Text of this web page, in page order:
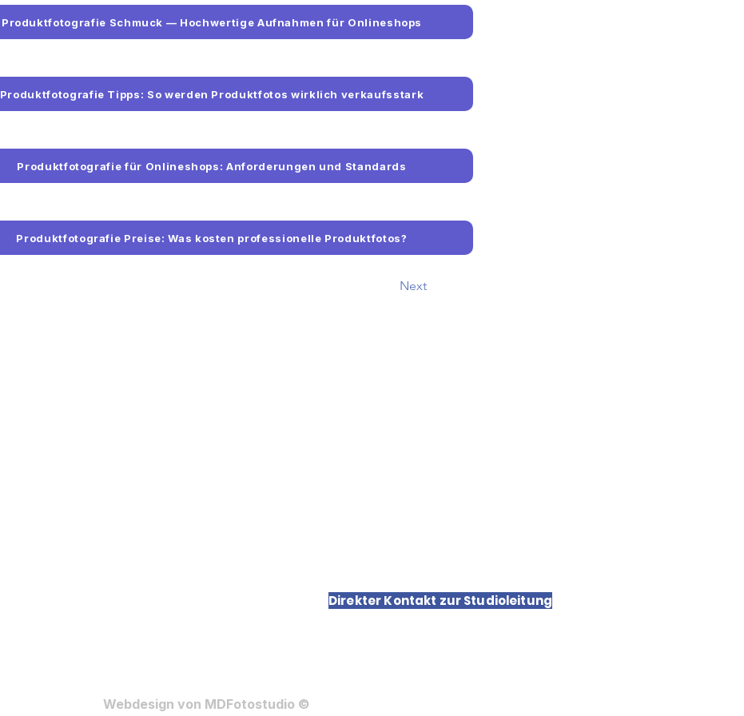
Produktfotografie Schmuck — Hochwertige Aufnahmen für Onlineshops
Produktfotografie Tipps: So werden Produktfotos wirklich verkaufsstark
Produktfotografie für Onlineshops: Anforderungen und Standards
Produktfotografie Preise: Was kosten professionelle Produktfotos?
Next
Direkter Kontakt zur Studioleitung
Webdesign von MDFotostudio ©